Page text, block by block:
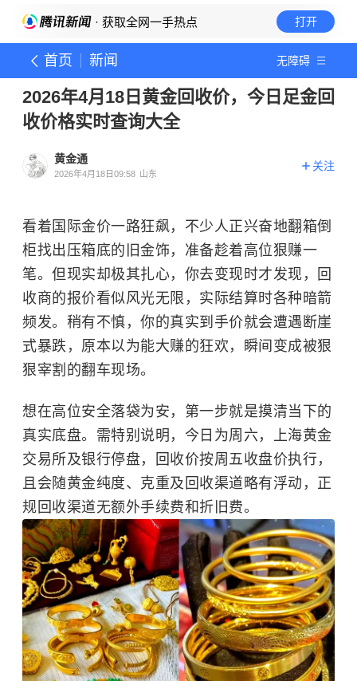
· 获取全网一手热点 打开
首页 新闻 无障碍
2026年4月18日黄金回收价，今日足金回
收价格实时查询大全
黄金通
2026年4月18日09:58 山东
关注
看着国际金价一路狂飙，不少人正兴奋地翻箱倒
柜找出压箱底的旧金饰，准备趁着高位狠赚一
笔。但现实却极其扎心，你去变现时才发现，回
收商的报价看似风光无限，实际结算时各种暗箭
频发。稍有不慎，你的真实到手价就会遭遇断崖
式暴跌，原本以为能大赚的狂欢，瞬间变成被狠
狠宰割的翻车现场。
想在高位安全落袋为安，第一步就是摸清当下的
真实底盘。需特别说明，今日为周六，上海黄金
交易所及银行停盘，回收价按周五收盘价执行，
且会随黄金纯度、克重及回收渠道略有浮动，正
规回收渠道无额外手续费和折旧费。